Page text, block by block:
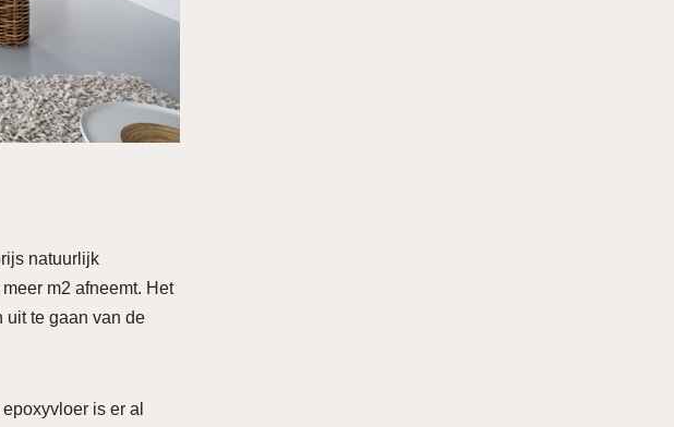
natuurlijk
m2 afneemt. Het
uit te gaan van de
is er al